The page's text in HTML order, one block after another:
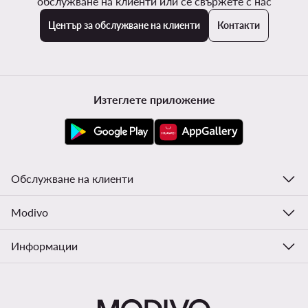
Център за обслужване на клиенти Контакти
Изтеглете приложение
Обслужване на клиенти
Modivo
Информации